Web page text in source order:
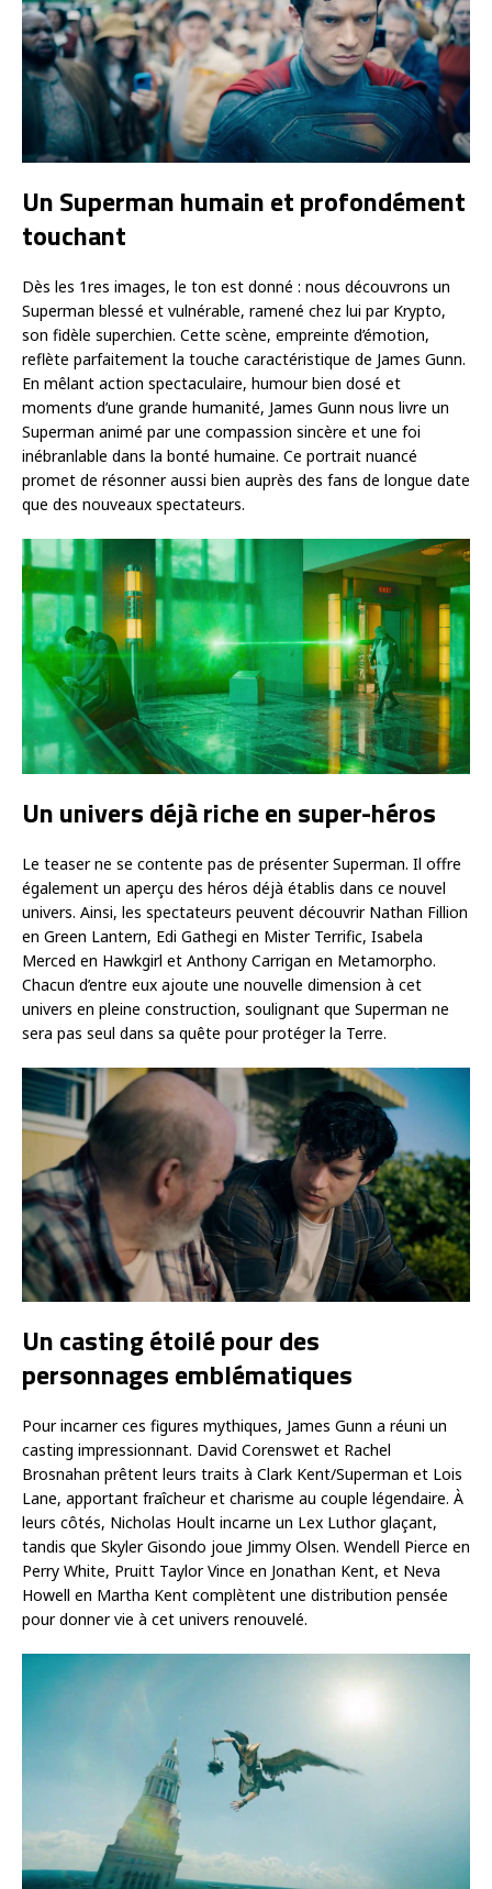
Un Superman humain et profondément
touchant
Dès les 1res images, le ton est donné : nous découvrons un
Superman blessé et vulnérable, ramené chez lui par Krypto,
son fidèle superchien. Cette scène, empreinte d’émotion,
reflète parfaitement la touche caractéristique de James Gunn.
En mêlant action spectaculaire, humour bien dosé et
moments d’une grande humanité, James Gunn nous livre un
Superman animé par une compassion sincère et une foi
inébranlable dans la bonté humaine. Ce portrait nuancé
promet de résonner aussi bien auprès des fans de longue date
que des nouveaux spectateurs.
Un univers déjà riche en super-héros
Le teaser ne se contente pas de présenter Superman. Il offre
également un aperçu des héros déjà établis dans ce nouvel
univers. Ainsi, les spectateurs peuvent découvrir Nathan Fillion
en Green Lantern, Edi Gathegi en Mister Terrific, Isabela
Merced en Hawkgirl et Anthony Carrigan en Metamorpho.
Chacun d’entre eux ajoute une nouvelle dimension à cet
univers en pleine construction, soulignant que Superman ne
sera pas seul dans sa quête pour protéger la Terre.
Un casting étoilé pour des
personnages emblématiques
Pour incarner ces figures mythiques, James Gunn a réuni un
casting impressionnant. David Corenswet et Rachel
Brosnahan prêtent leurs traits à Clark Kent/Superman et Lois
Lane, apportant fraîcheur et charisme au couple légendaire. À
leurs côtés, Nicholas Hoult incarne un Lex Luthor glaçant,
tandis que Skyler Gisondo joue Jimmy Olsen. Wendell Pierce en
Perry White, Pruitt Taylor Vince en Jonathan Kent, et Neva
Howell en Martha Kent complètent une distribution pensée
pour donner vie à cet univers renouvelé.